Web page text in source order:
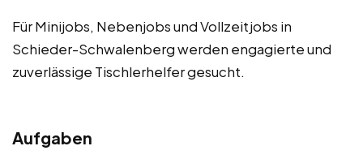
Für Minijobs, Nebenjobs und Vollzeitjobs in
Schieder-Schwalenberg werden engagierte und
zuverlässige Tischlerhelfer gesucht.
Aufgaben